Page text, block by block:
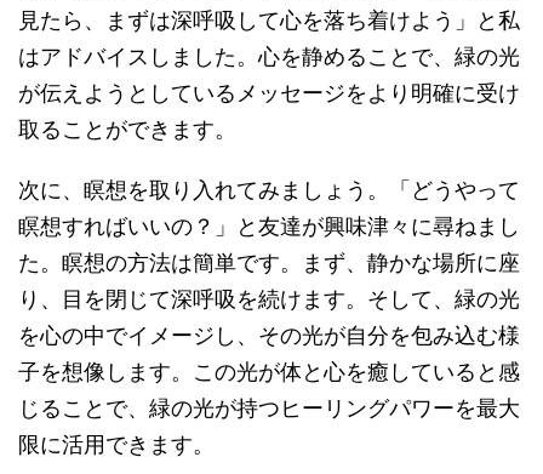
見たら、まずは深呼吸して心を落ち着けよう」と私
はアドバイスしました。心を静めることで、緑の光
が伝えようとしているメッセージをより明確に受け
取ることができます。
次に、瞑想を取り入れてみましょう。「どうやって
瞑想すればいいの？」と友達が興味津々に尋ねまし
た。瞑想の方法は簡単です。まず、静かな場所に座
り、目を閉じて深呼吸を続けます。そして、緑の光
を心の中でイメージし、その光が自分を包み込む様
子を想像します。この光が体と心を癒していると感
じることで、緑の光が持つヒーリングパワーを最大
限に活用できます。